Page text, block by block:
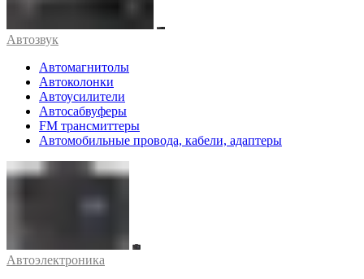
Автозвук
Автомагнитолы
Автоколонки
Автоусилители
Автосабвуферы
FM трансмиттеры
Автомобильные провода, кабели, адаптеры
Автоэлектроника